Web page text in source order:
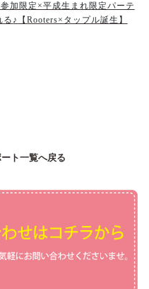
参加限定 ×平成生まれ限定パーテ
る ♪ 【Rooters× タップル誕生】
ト一覧へ戻る